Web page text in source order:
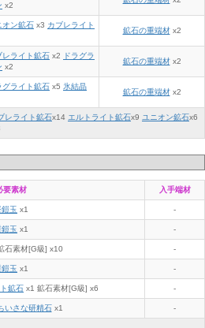
x2
オン鉱石 x3 カブレライト
鉱石の重端材x2
レライト鉱石 x2
ドラグラ
x2
鉱石の重端材x2
グライト鉱石 x5 氷結晶
鉱石の重端材x2
レライト鉱石x14 エルトライト鉱石x9 ユニオン鉱石x6
要素材 入手端材
鎧玉 x1 -
鎧玉 x1 -
石素材[G級] x10 -
鎧玉 x1 -
鉱石 x1 鉱石素材[G級] x6 -
いさな研精石x1 -